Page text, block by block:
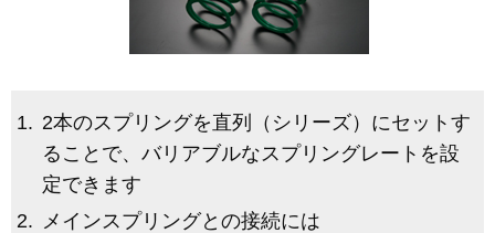
2本のスプリングを直列（シリーズ）にセットす
ることで、バリアブルなスプリングレートを設
定できます
メインスプリングとの接続には